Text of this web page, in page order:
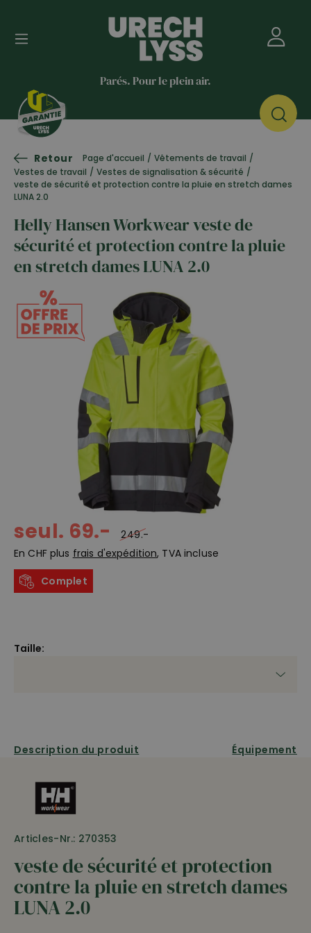
Parés. Pour le plein air.
Retour Page d'accueil / Vêtements de travail /
Vestes de travail / Vestes de signalisation & sécurité /
veste de sécurité et protection contre la pluie en stretch dames
LUNA 2.0
Helly Hansen Workwear veste de
sécurité et protection contre la pluie
en stretch dames LUNA 2.0
seul. 69.-
249.-
En CHF plus frais d'expédition, TVA incluse
Complet
Taille:
Description du produit Équipement
Articles-Nr.: 270353
veste de sécurité et protection
contre la pluie en stretch dames
LUNA 2.0